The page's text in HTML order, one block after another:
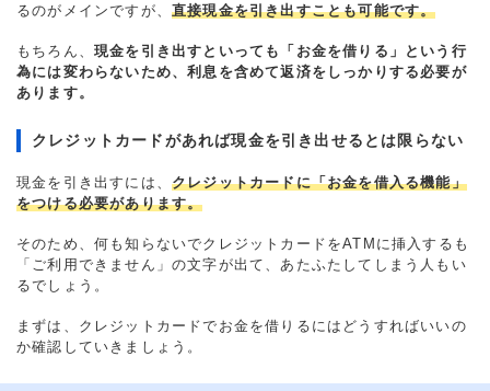
るのがメインですが、 直接現金を引き出すことも可能です。
もちろん、 現金を引き出すといっても「お金を借りる」という行
為には変わらないため、利息を含めて返済をしっかりする必要が
あります。
クレジットカードがあれば現金を引き出せるとは限らない
現金を引き出すには、 クレジットカードに「お金を借入る機能」
をつける必要があります。
そのため、何も知らないでクレジットカードをATMに挿入するも
「ご利用できません」の文字が出て、あたふたしてしまう人もい
るでしょう。
まずは、クレジットカードでお金を借りるにはどうすればいいの
か確認していきましょう。